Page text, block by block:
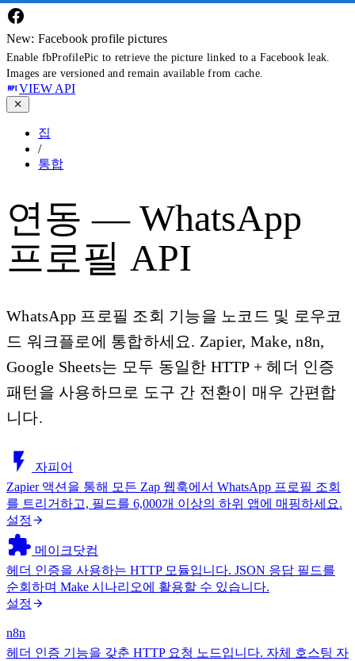
New: Facebook profile pictures
Enable fbProfilePic to retrieve the picture linked to a Facebook leak.
Images are versioned and remain available from cache.
VIEW API
집
/
통합
연동 — WhatsApp
프로필 API
WhatsApp 프로필 조회 기능을 노코드 및 로우코
드 워크플로에 통합하세요. Zapier, Make, n8n,
Google Sheets는 모두 동일한 HTTP + 헤더 인증
패턴을 사용하므로 도구 간 전환이 매우 간편합
니다.
자피어
Zapier 액션을 통해 모든 Zap 웹훅에서 WhatsApp 프로필 조회
를 트리거하고, 필드를 6,000개 이상의 하위 앱에 매핑하세요.
설정
메이크닷컴
헤더 인증을 사용하는 HTTP 모듈입니다. JSON 응답 필드를
순회하며 Make 시나리오에 활용할 수 있습니다.
설정
n8n
헤더 인증 기능을 갖춘 HTTP 요청 노드입니다. 자체 호스팅 자